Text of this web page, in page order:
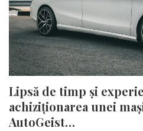
Lipsă de timp și
achiziționarea unei
AutoGeist…